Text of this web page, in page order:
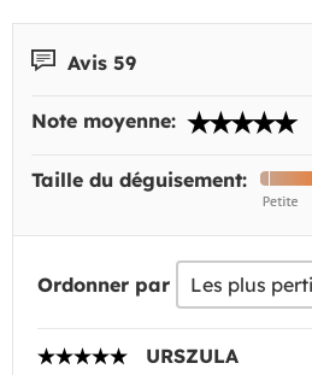
Avis 59
Note moyenne:
Taille du déguisement:
Ordonner par
URSZULA